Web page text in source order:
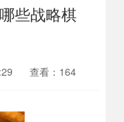
些战略棋
查看：164